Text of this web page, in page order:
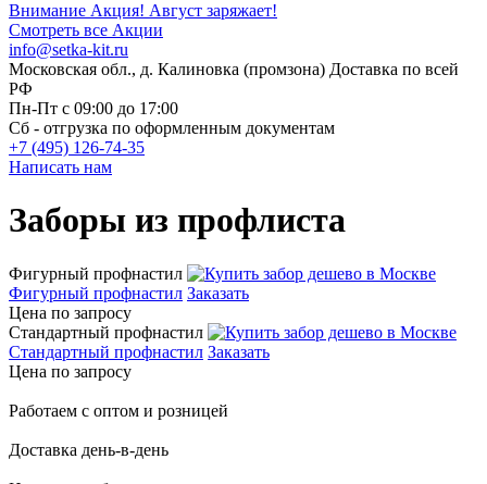
Внимание Акция! Август заряжает!
Смотреть все Акции
info@setka-kit.ru
Московская обл., д. Калиновка (промзона) Доставка по всей
РФ
Пн-Пт с 09:00 до 17:00
Сб - отгрузка по оформленным документам
+7 (495) 126-74-35
Написать нам
Заборы из профлиста
Фигурный профнастил
Фигурный профнастил Заказать
Цена по запросу
Стандартный профнастил
Стандартный профнастил Заказать
Цена по запросу
Работаем с оптом и розницей
Доставка день-в-день